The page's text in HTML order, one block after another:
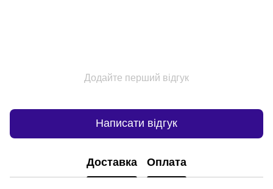
Додайте перший відгук
Написати відгук
Доставка Оплата